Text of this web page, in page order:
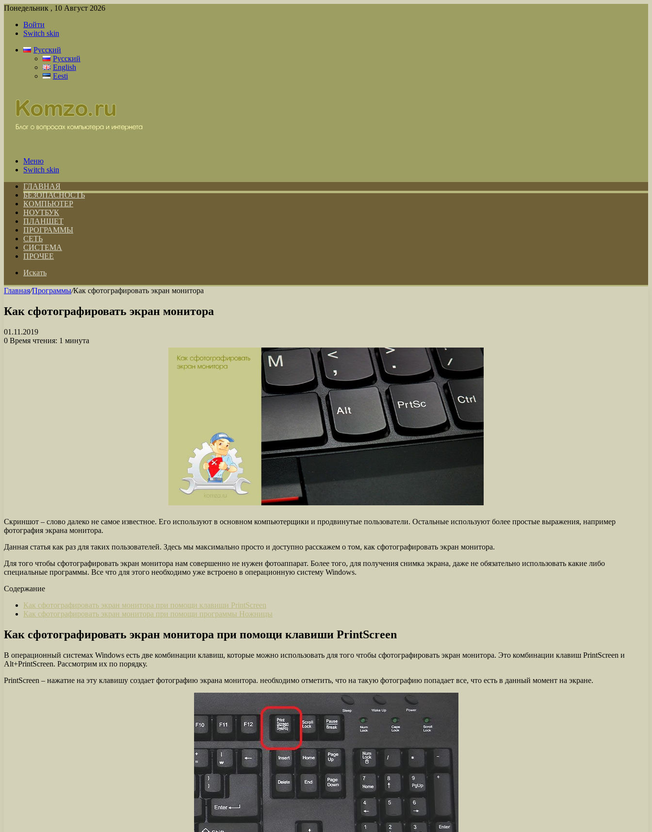
Понедельник , 10 Август 2026
Войти
Switch skin
Русский
Русский
English
Eesti
Меню
Switch skin
ГЛАВНАЯ
БЕЗОПАСНОСТЬ
КОМПЬЮТЕР
НОУТБУК
ПЛАНШЕТ
ПРОГРАММЫ
СЕТЬ
СИСТЕМА
ПРОЧЕЕ
Искать
Главная/Программы/Как сфотографировать экран монитора
Как сфотографировать экран монитора
01.11.2019
0 Время чтения: 1 минута
Скриншот – слово далеко не самое известное. Его используют в основном компьютерщики и продвинутые пользователи. Остальные используют более простые выражения, например
фотография экрана монитора.
Данная статья как раз для таких пользователей. Здесь мы максимально просто и доступно расскажем о том, как сфотографировать экран монитора.
Для того чтобы сфотографировать экран монитора нам совершенно не нужен фотоаппарат. Более того, для получения снимка экрана, даже не обязательно использовать какие либо
специальные программы. Все что для этого необходимо уже встроено в операционную систему Windows.
Содержание
Как сфотографировать экран монитора при помощи клавиши PrintScreen
Как сфотографировать экран монитора при помощи программы Ножницы
Как сфотографировать экран монитора при помощи клавиши PrintScreen
В операционный системах Windows есть две комбинации клавиш, которые можно использовать для того чтобы сфотографировать экран монитора. Это комбинации клавиш PrintScreen и
Alt+PrintScreen. Рассмотрим их по порядку.
PrintScreen – нажатие на эту клавишу создает фотографию экрана монитора. необходимо отметить, что на такую фотографию попадает все, что есть в данный момент на экране.